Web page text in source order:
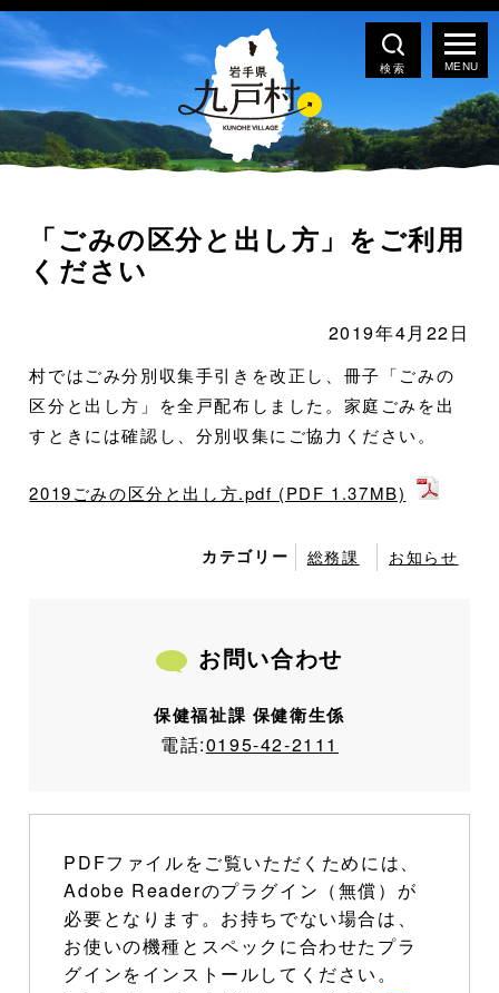
検索
「ごみの区分と出し方」をご利用
ください
2019年4月22日
村ではごみ分別収集手引きを改正し、冊子「ごみの
区分と出し方」を全戸配布しました。家庭ごみを出
すときには確認し、分別収集にご協力ください。
2019ごみの区分と出し方.pdf (PDF 1.37MB)
カテゴリー 総務課 お知らせ
お問い合わせ
保健福祉課 保健衛生係
電話:0195-42-2111
PDFファイルをご覧いただくためには、
Adobe Readerのプラグイン（無償）が
必要となります。お持ちでない場合は、
お使いの機種とスペックに合わせたプラ
グインをインストールしてください。